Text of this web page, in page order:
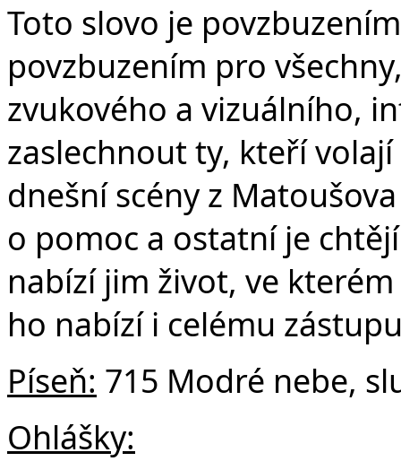
Toto slovo je
povzbuzením pro
zvukového a vizuálního,
zaslechnout ty, kteří
dnešní scény z
o pomoc a ostatní je
nabízí jim život, ve
ho nabízí i celému
Píseň: 715 Modré nebe,
Ohlášky: